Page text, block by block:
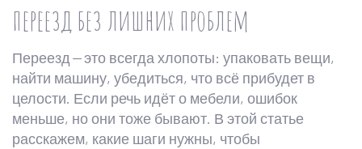
переезд без лишних проблем
Переезд — это всегда хлопоты: упаковать вещи,
найти машину, убедиться, что всё прибудет в
целости. Если речь идёт о мебели, ошибок
меньше, но они тоже бывают. В этой статье
расскажем, какие шаги нужны, чтобы